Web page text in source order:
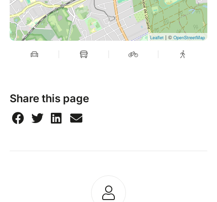
Leaflet | © OpenStreetMap
Share this page